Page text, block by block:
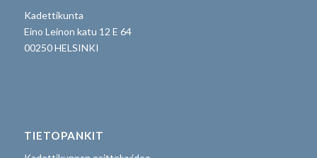
Kadettikunta
Eino Leinon katu 12 E 64
00250 HELSINKI
TIETOPANKIT